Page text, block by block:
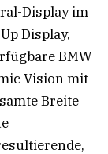
Display im
Display,
BMW
Vision mit
Breite